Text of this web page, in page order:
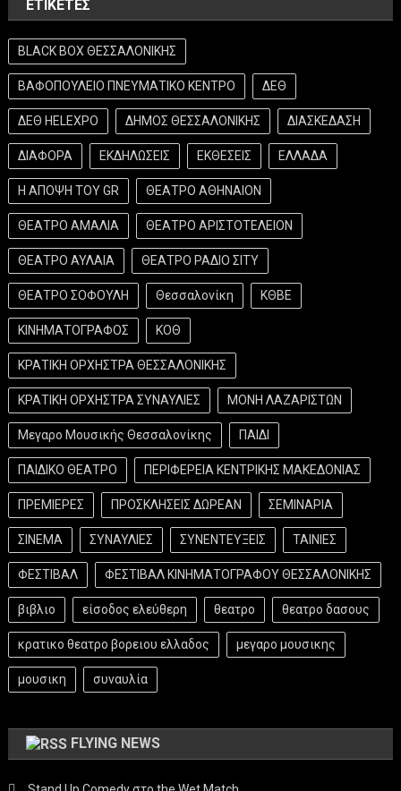
ΕΤΙΚΈΤΕΣ
BLACK BOX ΘΕΣΣΑΛΟΝΙΚΗΣ
ΒΑΦΟΠΟΥΛΕΙΟ ΠΝΕΥΜΑΤΙΚΟ ΚΕΝΤΡΟ ΔΕΘ
ΔΕΘ HELEXPO ΔΗΜΟΣ ΘΕΣΣΑΛΟΝΙΚΗΣ ΔΙΑΣΚΕΔΑΣΗ
ΔΙΑΦΟΡΑ ΕΚΔΗΛΩΣΕΙΣ ΕΚΘΕΣΕΙΣ ΕΛΛΑΔΑ
Η ΑΠΟΨΗ ΤΟΥ GR ΘΕΑΤΡΟ ΑΘΗΝΑΙΟΝ
ΘΕΑΤΡΟ ΑΜΑΛΙΑ ΘΕΑΤΡΟ ΑΡΙΣΤΟΤΕΛΕΙΟΝ
ΘΕΑΤΡΟ ΑΥΛΑΙΑ ΘΕΑΤΡΟ ΡΑΔΙΟ ΣΙΤΥ
ΘΕΑΤΡΟ ΣΟΦΟΥΛΗ Θεσσαλονίκη ΚΘΒΕ
ΚΙΝΗΜΑΤΟΓΡΑΦΟΣ ΚΟΘ
ΚΡΑΤΙΚΗ ΟΡΧΗΣΤΡΑ ΘΕΣΣΑΛΟΝΙΚΗΣ
ΚΡΑΤΙΚΗ ΟΡΧΗΣΤΡΑ ΣΥΝΑΥΛΙΕΣ ΜΟΝΗ ΛΑΖΑΡΙΣΤΩΝ
Μεγαρο Μουσικής Θεσσαλονίκης ΠΑΙΔΙ
ΠΑΙΔΙΚΟ ΘΕΑΤΡΟ ΠΕΡΙΦΕΡΕΙΑ ΚΕΝΤΡΙΚΗΣ ΜΑΚΕΔΟΝΙΑΣ
ΠΡΕΜΙΕΡΕΣ ΠΡΟΣΚΛΗΣΕΙΣ ΔΩΡΕΑΝ ΣΕΜΙΝΑΡΙΑ
ΣΙΝΕΜΑ ΣΥΝΑΥΛΙΕΣ ΣΥΝΕΝΤΕΥΞΕΙΣ ΤΑΙΝΙΕΣ
ΦΕΣΤΙΒΑΛ ΦΕΣΤΙΒΑΛ ΚΙΝΗΜΑΤΟΓΡΑΦΟΥ ΘΕΣΣΑΛΟΝΙΚΗΣ
βιβλιο είσοδος ελεύθερη θεατρο θεατρο δασους
κρατικο θεατρο βορειου ελλαδος μεγαρο μουσικης
μουσικη συναυλία
FLYING NEWS